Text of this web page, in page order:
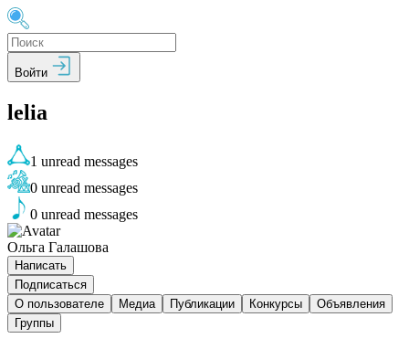
Войти
lelia
1 unread messages
0 unread messages
0 unread messages
Ольга Галашова
Написать
Подписаться
О пользователе
Медиа Публикации Конкурсы
Объявления
Группы